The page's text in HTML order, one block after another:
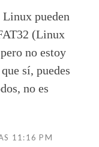
pueden
(Linux
no estoy
sí, puedes
no es
11:16 PM